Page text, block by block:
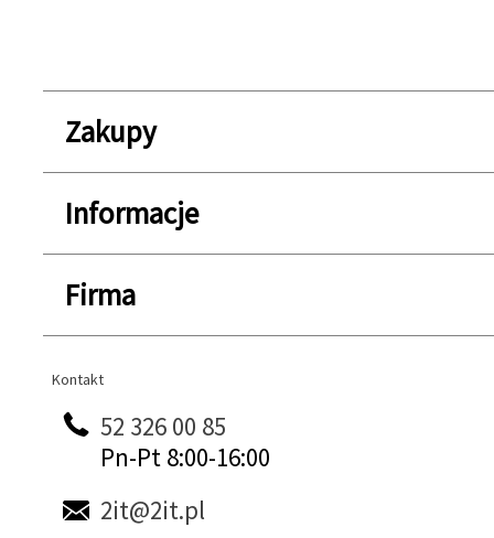
Zakupy
Informacje
Firma
Kontakt
Kontakt
52 326 00 85
Pn-Pt 8:00-16:00
2it@2it.pl